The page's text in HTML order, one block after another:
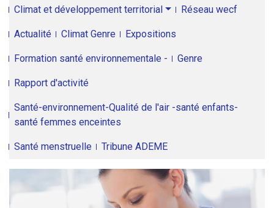
Climat et développement territorial Réseau wecf
Actualité Climat Genre Expositions
Formation santé environnementale - Genre
Rapport d'activité
Santé-environnement-Qualité de l'air -santé enfants-
santé femmes enceintes
Santé menstruelle Tribune ADEME